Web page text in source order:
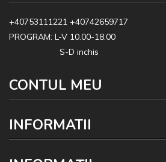
+40753111221 +40742659717
PROGRAM: L-V 10.00-18.00
S-D inchis
CONTUL MEU
INFORMATII